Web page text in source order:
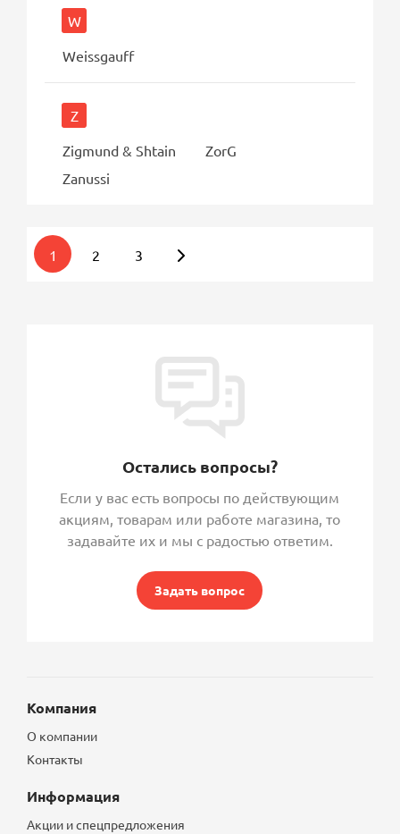
W
Weissgauff
Z
Zigmund & Shtain
ZorG
Zanussi
1 2 3
Остались вопросы?
Если у вас есть вопросы по действующим
акциям, товарам или работе магазина, то
задавайте их и мы с радостью ответим.
Задать вопрос
Компания
О компании
Контакты
Информация
Акции и спецпредложения